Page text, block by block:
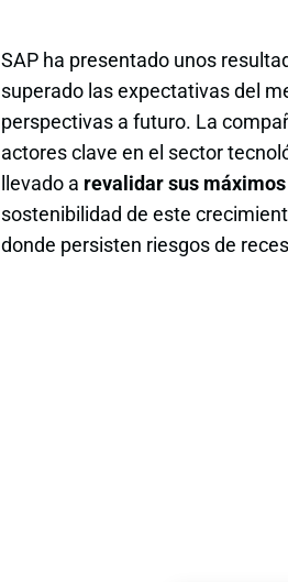
SAP ha presentado unos
superado las expectativas del
perspectivas a futuro. La
actores clave en el sector
llevado a revalidar sus
sostenibilidad de este
donde persisten riesgos de